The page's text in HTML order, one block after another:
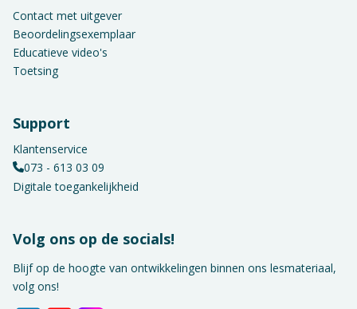
Contact met uitgever
Beoordelingsexemplaar
Educatieve video's
Toetsing
Support
Klantenservice
073 - 613 03 09
Digitale toegankelijkheid
Volg ons op de socials!
Blijf op de hoogte van ontwikkelingen binnen ons lesmateriaal,
volg ons!